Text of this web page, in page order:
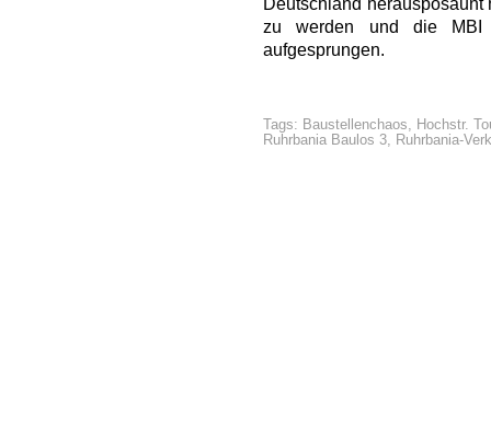
Deutschland
zu werden und die MBI
aufgesprungen.
Tags: Baustellenchaos, Hochstr.
Ruhrbania Baulos 3, Ruhrbania-